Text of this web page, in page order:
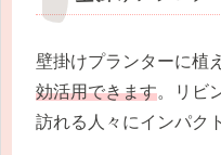
壁掛けプランターに植
効活用できます。リビ
訪れる人々にインパク